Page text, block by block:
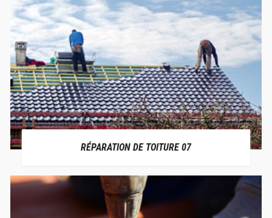
RÉPARATION DE TOITURE 07